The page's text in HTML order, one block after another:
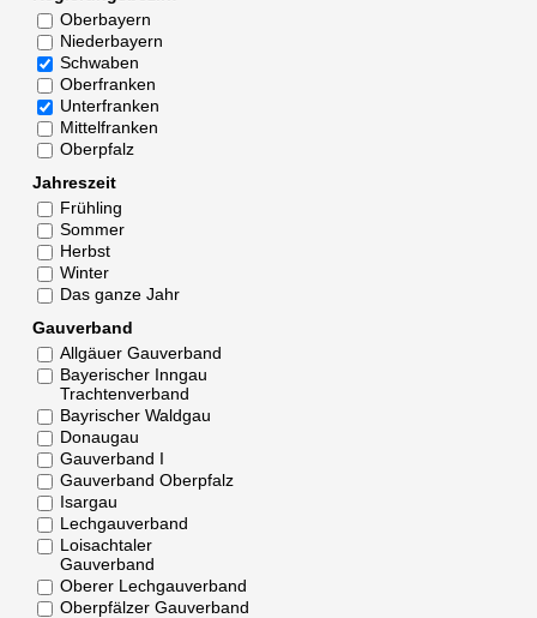
Oberbayern
Niederbayern
Schwaben
Oberfranken
Unterfranken
Mittelfranken
Oberpfalz
Jahreszeit
Frühling
Sommer
Herbst
Winter
Das ganze Jahr
Gauverband
Allgäuer Gauverband
Bayerischer Inngau
Trachtenverband
Bayrischer Waldgau
Donaugau
Gauverband I
Gauverband Oberpfalz
Isargau
Lechgauverband
Loisachtaler
Gauverband
Oberer Lechgauverband
Oberpfälzer Gauverband